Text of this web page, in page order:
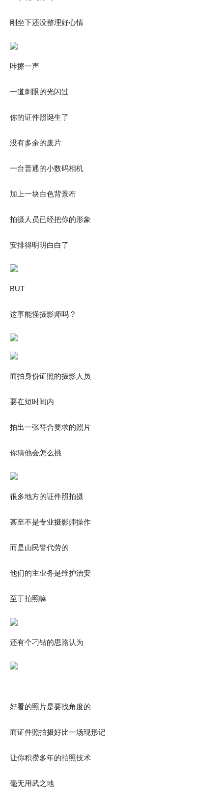
刚坐下还没整理好心情
咔擦一声
一道刺眼的光闪过
你的证件照诞生了
没有多余的废片
一台普通的小数码相机
加上一块白色背景布
拍摄人员已经把你的形象
安排得明明白白了
BUT
这事能怪摄影师吗 ?
而拍身份证照的摄影人员
要在短时间内
拍出一张符合要求的照片
你猜他会怎么挑
很多地方的证件照拍摄
甚至不是专业摄影师操作
而是由民警代劳的
他们的主业务是维护治安
至于拍照嘛
还有个刁钻的思路认为
好看的照片是要找角度的
而证件照拍摄好比一场现形记
让你积攒多年的拍照技术
毫无用武之地